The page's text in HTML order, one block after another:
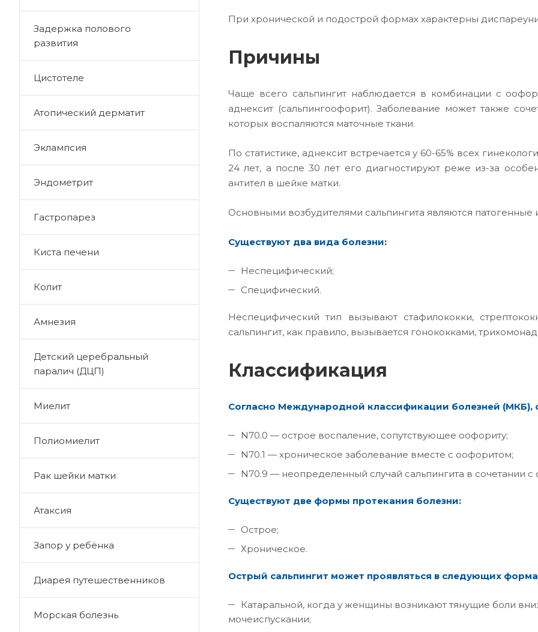
При хронической и подострой формах характерны
Причины
Чаще всего сальпингит наблюдается в комбинации с
аднексит (сальпингоофорит). Заболевание может также
которых воспаляются маточные ткани.
По статистике, аднексит встречается у 60-65% всех
24 лет, а после 30 лет его диагностируют реже из-за
антител в шейке матки.
Основными возбудителями сальпингита являются
Существуют два вида болезни:
Неспецифический;
Специфический.
Неспецифический тип вызывают стафилококки,
сальпингит, как правило, вызывается гонококками,
Классификация
Согласно Международной классификации болезней (МКБ),
N70.0 — острое воспаление, сопутствующее оофориту;
N70.1 — хроническое заболевание вместе с оофоритом;
N70.9 — неопределенный случай сальпингита в сочетании
Существуют две формы протекания болезни:
Острое;
Хроническое.
Острый сальпингит может проявляться в следующих
Катаральной, когда у женщины возникают тянущие боли
мочеиспускании;
Задержка полового
развития
Цистотеле
Атопический дерматит
Эклампсия
Эндометрит
Гастропарез
Киста печени
Колит
Амнезия
Детский церебральный
паралич (ДЦП)
Миелит
Полиомиелит
Рак шейки матки
Атаксия
Запор у ребёнка
Диарея путешественников
Морская болезнь